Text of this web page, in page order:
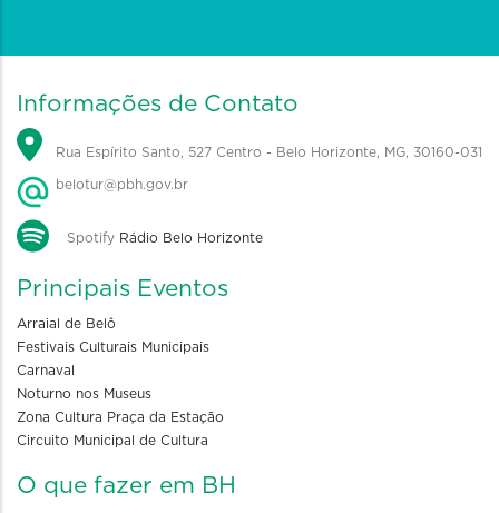
Informações de Contato
Rua Espírito Santo, 527 Centro - Belo Horizonte, MG, 30160-031
belotur@pbh.gov.br
Spotify Rádio Belo Horizonte
Principais Eventos
Arraial de Belô
Festivais Culturais Municipais
Carnaval
Noturno nos Museus
Zona Cultura Praça da Estação
Circuito Municipal de Cultura
O que fazer em BH